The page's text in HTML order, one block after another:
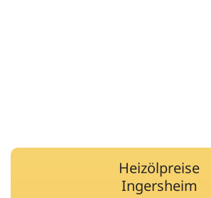
Heizölpreise
Ingersheim